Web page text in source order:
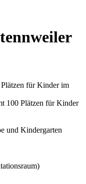
für Kinder im
100 Plätzen für Kinder
und Kindergarten